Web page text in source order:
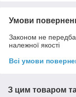
Умови
Законом не
належної якості
Всі умови
З цим товаром